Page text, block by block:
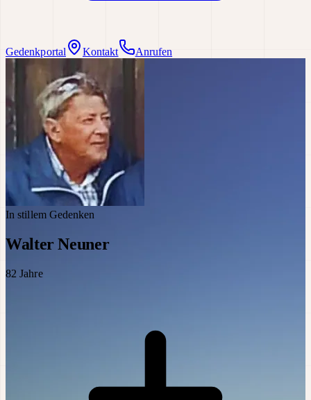
Gedenkportal Kontakt Anrufen
In stillem Gedenken
Walter Neuner
82 Jahre